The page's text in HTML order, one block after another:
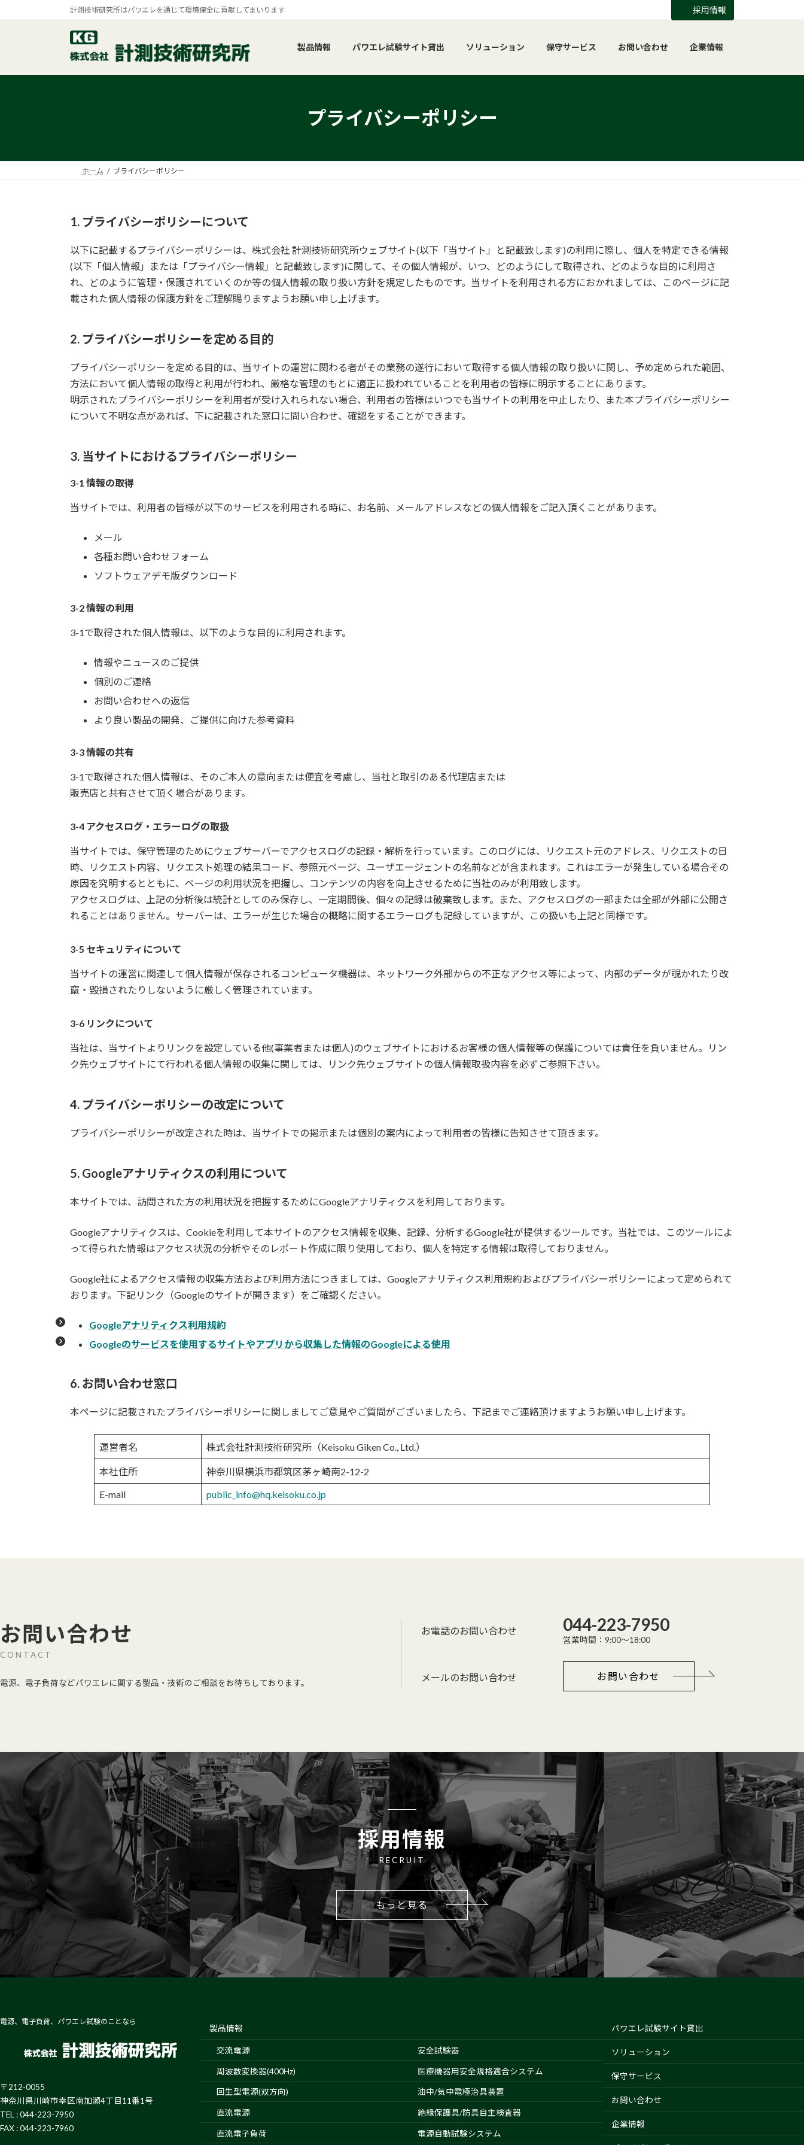
へ
ョ
計測技術研究所はパワエレを通じて環境保全に貢献してまいります 採用情報
製品情報 パワエレ試験サイト貸出 ソリューション 保守サービス お問い合わせ 企業情報
プライバシーポリシー
ホーム プライバシーポリシー
1. プライバシーポリシーについて
以下に記載するプライバシーポリシーは、株式会社 計測技術研究所ウェブサイト(以下「当サイト」と記載致します)の利用に際し、個人を特定できる情報
(以下「個人情報」または「プライバシー情報」と記載致します)に関して、その個人情報が、いつ、どのようにして取得され、どのような目的に利用さ
れ、どのように管理・保護されていくのか等の個人情報の取り扱い方針を規定したものです。当サイトを利用される方におかれましては、このページに記
載された個人情報の保護方針をご理解賜りますようお願い申し上げます。
2. プライバシーポリシーを定める目的
プライバシーポリシーを定める目的は、当サイトの運営に関わる者がその業務の遂行において取得する個人情報の取り扱いに関し、予め定められた範囲、
方法において個人情報の取得と利用が行われ、厳格な管理のもとに適正に扱われていることを利用者の皆様に明示することにあります。
明示されたプライバシーポリシーを利用者が受け入れられない場合、利用者の皆様はいつでも当サイトの利用を中止したり、また本プライバシーポリシー
について不明な点があれば、下に記載された窓口に問い合わせ、確認をすることができます。
3. 当サイトにおけるプライバシーポリシー
3-1 情報の取得
当サイトでは、利用者の皆様が以下のサービスを利用される時に、お名前、メールアドレスなどの個人情報をご記入頂くことがあります。
メール
各種お問い合わせフォーム
ソフトウェアデモ版ダウンロード
3-2 情報の利用
3-1で取得された個人情報は、以下のような目的に利用されます。
情報やニュースのご提供
個別のご連絡
お問い合わせへの返信
より良い製品の開発、ご提供に向けた参考資料
3-3 情報の共有
3-1で取得された個人情報は、そのご本人の意向または便宜を考慮し、当社と取引のある代理店または
販売店と共有させて頂く場合があります。
3-4 アクセスログ・エラーログの取扱
当サイトでは、保守管理のためにウェブサーバーでアクセスログの記録・解析を行っています。このログには、リクエスト元のアドレス、リクエストの日
時、リクエスト内容、リクエスト処理の結果コード、参照元ページ、ユーザエージェントの名前などが含まれます。これはエラーが発生している場合その
原因を究明するとともに、ページの利用状況を把握し、コンテンツの内容を向上させるために当社のみが利用致します。
アクセスログは、上記の分析後は統計としてのみ保存し、一定期間後、個々の記録は破棄致します。また、アクセスログの一部または全部が外部に公開さ
れることはありません。サーバーは、エラーが生じた場合の概略に関するエラーログも記録していますが、この扱いも上記と同様です。
3-5 セキュリティについて
当サイトの運営に関連して個人情報が保存されるコンピュータ機器は、ネットワーク外部からの不正なアクセス等によって、内部のデータが覗かれたり改
竄・毀損されたりしないように厳しく管理されています。
3-6 リンクについて
当社は、当サイトよりリンクを設定している他(事業者または個人)のウェブサイトにおけるお客様の個人情報等の保護については責任を負いません。リン
ク先ウェブサイトにて行われる個人情報の収集に関しては、リンク先ウェブサイトの個人情報取扱内容を必ずご参照下さい。
4. プライバシーポリシーの改定について
プライバシーポリシーが改定された時は、当サイトでの掲示または個別の案内によって利用者の皆様に告知させて頂きます。
5. Googleアナリティクスの利用について
本サイトでは、訪問された方の利用状況を把握するためにGoogleアナリティクスを利用しております。
Googleアナリティクスは、Cookieを利用して本サイトのアクセス情報を収集、記録、分析するGoogle社が提供するツールです。当社では、このツールによ
って得られた情報はアクセス状況の分析やそのレポート作成に限り使用しており、個人を特定する情報は取得しておりません。
Google社によるアクセス情報の収集方法および利用方法につきましては、Googleアナリティクス利用規約およびプライバシーポリシーによって定められて
おります。下記リンク（Googleのサイトが開きます）をご確認ください。
Googleアナリティクス利用規約
Googleのサービスを使用するサイトやアプリから収集した情報のGoogleによる使用
6. お問い合わせ窓口
本ページに記載されたプライバシーポリシーに関しましてご意見やご質問がございましたら、下記までご連絡頂けますようお願い申し上げます。
運営者名 株式会社計測技術研究所（Keisoku Giken Co., Ltd.）
本社住所
神奈川県横浜市都筑区茅ヶ崎南2-12-2
E-mail
public_info@hq.keisoku.co.jp
お問い合わせ
CONTACT
電源、電子負荷などパワエレに関する製品・技術のご相談をお待ちしております。
お電話のお問い合わせ 044-223-7950
営業時間：9:00～18:00
メールのお問い合わせ お問い合わせ
採用情報
RECRUIT
もっと見る
電源、電子負荷、パワエレ試験のことなら
〒212-0055
神奈川県川崎市幸区南加瀬4丁目11番1号
TEL : 044-223-7950
FAX : 044-223-7960
製品情報
交流電源
周波数変換器(400Hz)
回生型電源(双方向)
直流電源
直流電子負荷
安全試験器
医療機器用安全規格適合システム
油中/気中電極治具装置
絶縁保護具/防具自主検査器
電源自動試験システム
パワエレ試験サイト貸出
ソリューション
保守サービス
お問い合わせ
企業情報